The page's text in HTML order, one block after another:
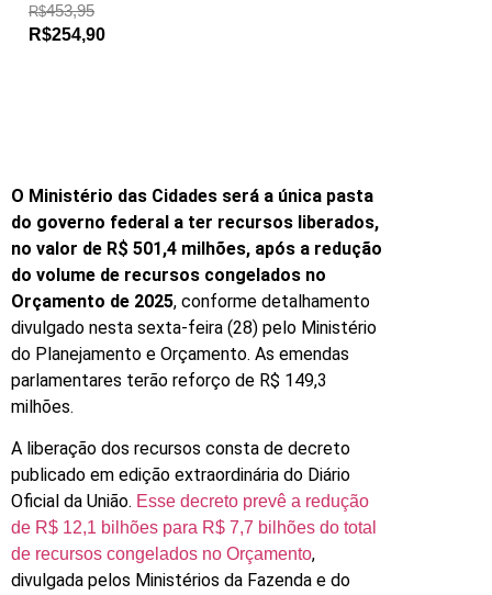
R$453,95
R$254,90
O Ministério das Cidades será a única pasta
do governo federal a ter recursos liberados,
no valor de R$ 501,4 milhões, após a redução
do volume de recursos congelados no
Orçamento de 2025, conforme detalhamento
divulgado nesta sexta-feira (28) pelo Ministério
do Planejamento e Orçamento. As emendas
parlamentares terão reforço de R$ 149,3
milhões.
A liberação dos recursos consta de decreto
publicado em edição extraordinária do Diário
Oficial da União. Esse decreto prevê a redução
de R$ 12,1 bilhões para R$ 7,7 bilhões do total
de recursos congelados no Orçamento,
divulgada pelos Ministérios da Fazenda e do